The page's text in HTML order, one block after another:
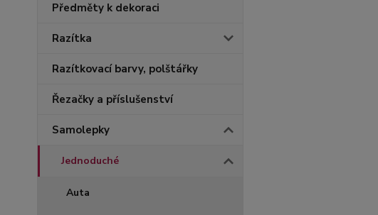
Předměty k dekoraci
Razítka
Razítkovací barvy, polštářky
Řezačky a příslušenství
Samolepky
Jednoduché
Auta